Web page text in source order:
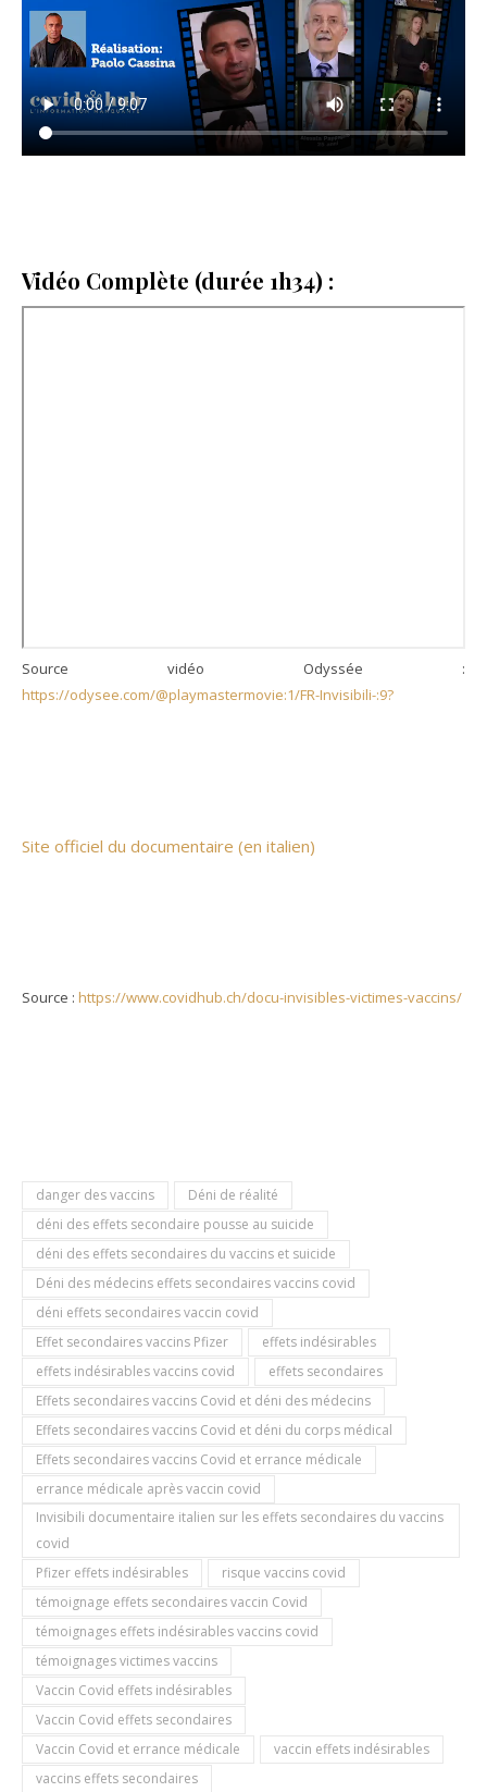
Vidéo Complète (durée 1h34) :
Source vidéo Odyssée :
https://odysee.com/@playmastermovie:1/FR-Invisibili-:9?
Site officiel du documentaire (en italien)
Source : https://www.covidhub.ch/docu-invisibles-victimes-vaccins/
danger des vaccins
Déni de réalité
déni des effets secondaire pousse au suicide
déni des effets secondaires du vaccins et suicide
Déni des médecins effets secondaires vaccins covid
déni effets secondaires vaccin covid
Effet secondaires vaccins Pfizer
effets indésirables
effets indésirables vaccins covid
effets secondaires
Effets secondaires vaccins Covid et déni des médecins
Effets secondaires vaccins Covid et déni du corps médical
Effets secondaires vaccins Covid et errance médicale
errance médicale après vaccin covid
Invisibili documentaire italien sur les effets secondaires du vaccins
covid
Pfizer effets indésirables
risque vaccins covid
témoignage effets secondaires vaccin Covid
témoignages effets indésirables vaccins covid
témoignages victimes vaccins
Vaccin Covid effets indésirables
Vaccin Covid effets secondaires
Vaccin Covid et errance médicale
vaccin effets indésirables
vaccins effets secondaires